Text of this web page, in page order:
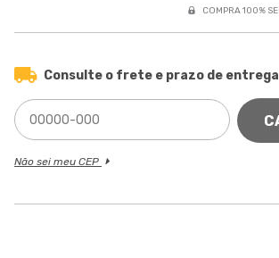
COMPRA 100%
Consulte o frete e prazo de entrega
Não sei meu CEP